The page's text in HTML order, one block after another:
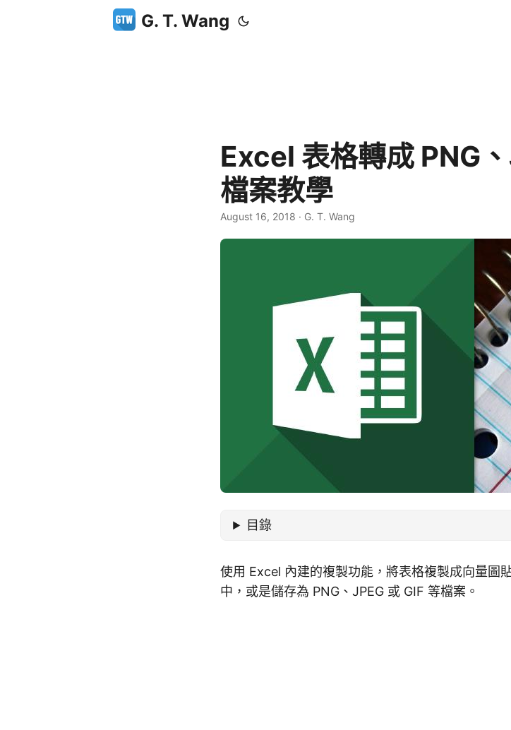
G. T. Wang
Excel 表格轉成 PNG
檔案教學
August 16, 2018 · G. T. Wang
目錄
使用 Excel 內建的複製功能，將表格複製成向量圖
中，或是儲存為 PNG、JPEG 或 GIF 等檔案。